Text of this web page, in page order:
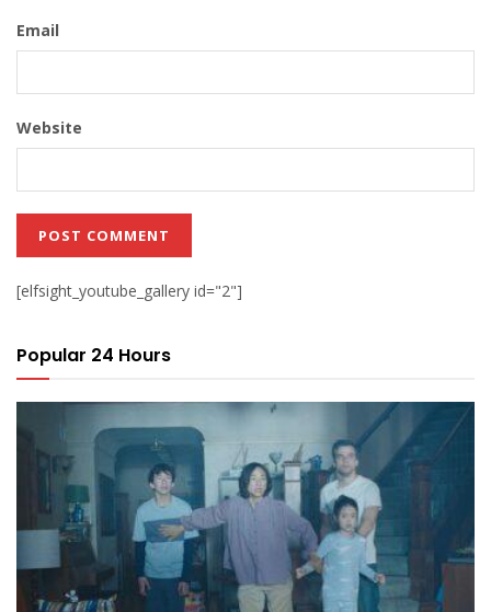
Email
Website
[elfsight_youtube_gallery id="2"]
Popular 24 Hours